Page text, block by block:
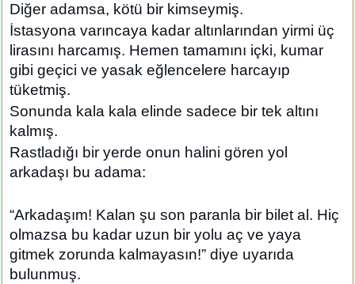
Diğer adamsa, kötü bir kimseymiş.
İstasyona varıncaya kadar altınlarından yirmi üç
lirasını harcamış. Hemen tamamını içki, kumar
gibi geçici ve yasak eğlencelere harcayıp
tüketmiş.
Sonunda kala kala elinde sadece bir tek altını
kalmış.
Rastladığı bir yerde onun halini gören yol
arkadaşı bu adama:
“Arkadaşım! Kalan şu son paranla bir bilet al. Hiç
olmazsa bu kadar uzun bir yolu aç ve yaya
gitmek zorunda kalmayasın!” diye uyarıda
bulunmuş.